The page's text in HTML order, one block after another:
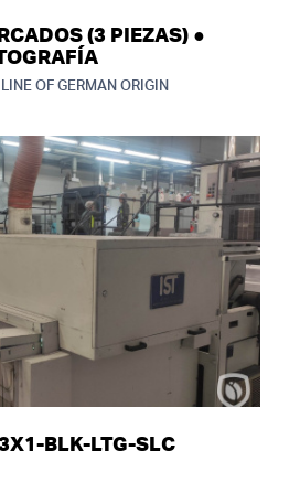
(3 PIEZAS) ●
OF GERMAN ORIGIN
BLK-LTG-SLC